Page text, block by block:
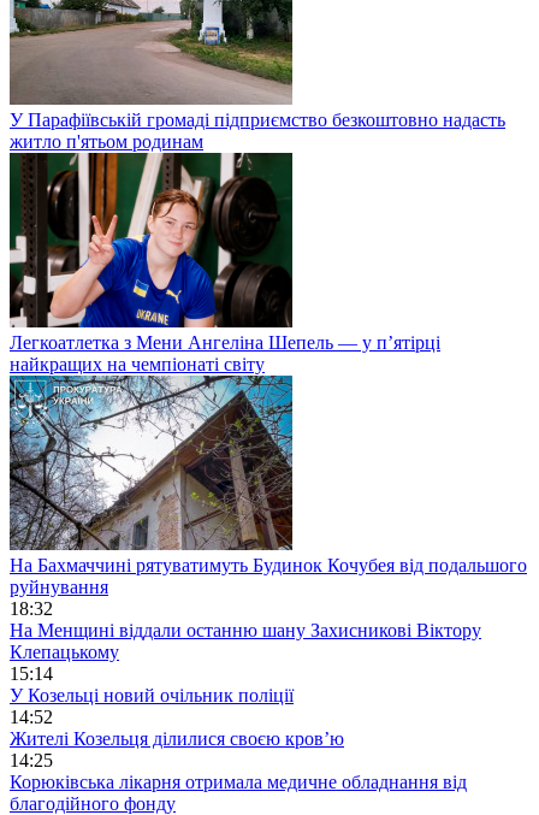
У Парафіївській громаді підприємство безкоштовно надасть
житло п'ятьом родинам
Легкоатлетка з Мени Ангеліна Шепель — у п’ятірці
найкращих на чемпіонаті світу
На Бахмаччині рятуватимуть Будинок Кочубея від подальшого
руйнування
18:32
На Менщині віддали останню шану Захисникові Віктору
Клепацькому
15:14
У Козельці новий очільник поліції
14:52
Жителі Козельця ділилися своєю кров’ю
14:25
Корюківська лікарня отримала медичне обладнання від
благодійного фонду